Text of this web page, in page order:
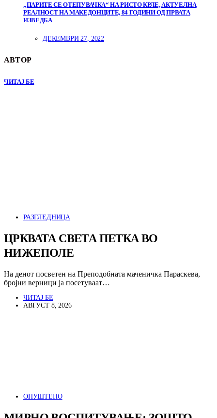
„ПАРИТЕ СЕ ОТЕПУВАЧКА“ НА РИСТО КРЛЕ, АКТУЕЛНА
РЕАЛНОСТ НА МАКЕДОНЦИТЕ, 84 ГОДИНИ ОД ПРВАТА
ИЗВЕДБА
ДЕКЕМВРИ 27, 2022
АВТОР
ЧИТАЈ БЕ
РАЗГЛЕДНИЦА
ЦРКВАТА СВЕТА ПЕТКА ВО
НИЖЕПОЛЕ
На денот посветен на Преподобната маченичка Параскева,
бројни верници ја посетуваат…
ЧИТАЈ БЕ
АВГУСТ 8, 2026
ОПУШТЕНО